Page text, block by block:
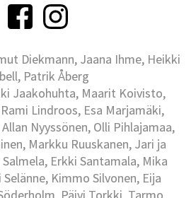
Diekmann, Jaana Ihme, Heikki
Patrik Åberg
Jaakohuhta, Maarit Koivisto,
Lindroos, Esa Marjamäki,
Nyyssönen, Olli Pihlajamaa,
Markku Ruuskanen, Jari ja
Erkki Santamala, Mika
Kimmo Silvonen, Eija